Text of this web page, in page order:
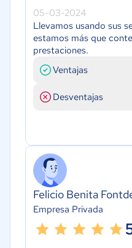
05-03-2024
Llevamos usando sus
estamos más que
prestaciones.
Ventajas
Desventajas
Felicio Benita
Empresa Privada